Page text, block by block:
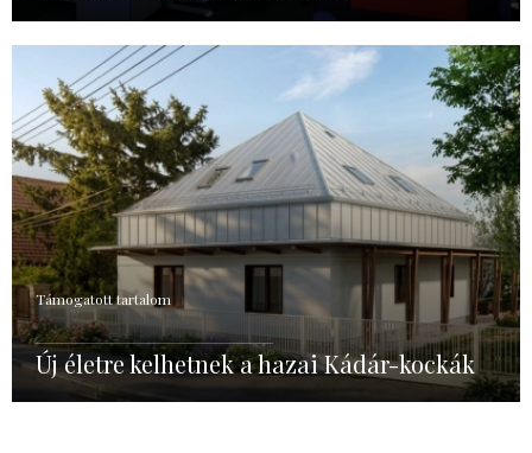
Támogatott tartalom
Új életre kelhetnek a hazai Kádár-kockák